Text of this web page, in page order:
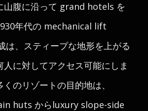
山腹に沿って grand hotels を
年代の mechanical lift
は、スティープな地形を上がる
に対してアクセス可能にしま
のリゾートの目的地は、
huts からluxury slope-side